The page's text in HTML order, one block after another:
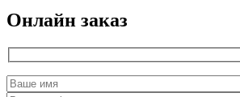
Онлайн заказ